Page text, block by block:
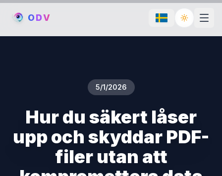
ODV Toggle
5/1/2026
Hur du säkert låser
upp och skyddar PDF-
filer utan att